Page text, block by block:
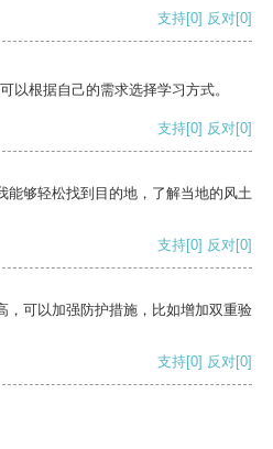
支持[0] 反对[0]
以根据自己的需求选择学习方式。
支持[0] 反对[0]
能够轻松找到目的地，了解当地的风土
支持[0] 反对[0]
，可以加强防护措施，比如增加双重验
支持[0] 反对[0]